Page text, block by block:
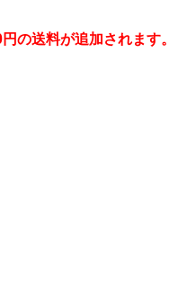
の送料が追加されます。